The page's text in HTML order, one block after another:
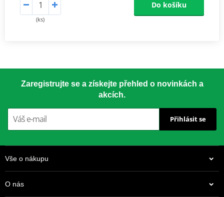
(ks)
Do košíku
Zaregistrujte se a získejte přehled o novinkách a
akcích.
Přihlásit se
Vše o nákupu
O nás